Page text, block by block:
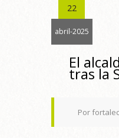
22
abril-2025
El
tras la
Por